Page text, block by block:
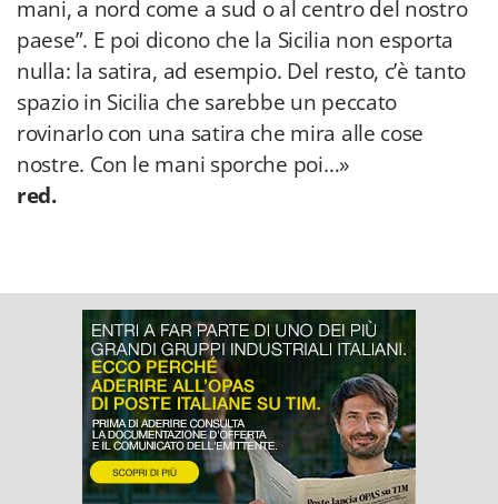
mani, a nord come a sud o al centro del nostro
paese”. E poi dicono che la Sicilia non esporta
nulla: la satira, ad esempio. Del resto, c’è tanto
spazio in Sicilia che sarebbe un peccato
rovinarlo con una satira che mira alle cose
nostre. Con le mani sporche poi…»
red.